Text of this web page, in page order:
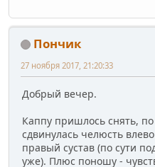
Пончик
27 ноября 2017, 21:20:33
Добрый вечер.
Каппу пришлось снять,
сдвинулась челюсть
правый сустав (по сути
уже). Плюс поношу -